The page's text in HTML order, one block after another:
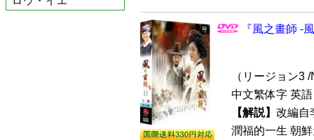
『風之畫師 -
（リージョン3
中文繁体字 英
【解説】 改編自
潤福的一生 朝